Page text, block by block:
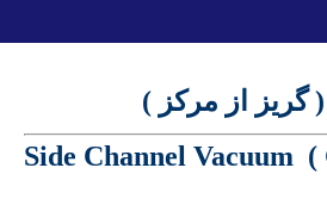
گریز از مرکز )